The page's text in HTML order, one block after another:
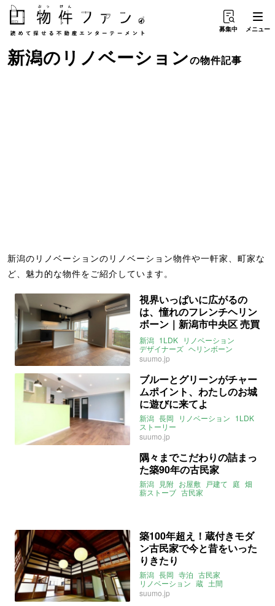
募集中 メニュー
新潟のリノベーションの物件記事
新潟のリノベーションのリノベーション物件や一軒家、町家な
ど、魅力的な物件をご紹介しています。
視界いっぱいに広がるの
は、憧れのフレンチヘリン
ボーン｜新潟市中央区 売買
60㎡
新潟 1LDK リノベーション
デザイナーズ ヘリンボーン
suumo.jp
ブルーとグリーンがチャー
ムポイント、わたしのお城
に遊びに来てよ
新潟 長岡 リノベーション 1LDK
ストーリー
suumo.jp
隅々までこだわりの詰まっ
た築90年の古民家
新潟 見附 お屋敷 戸建て 庭 畑
薪ストーブ 古民家
築100年超え！蔵付きモダ
ン古民家で今と昔をいった
りきたり
新潟 長岡 寺泊 古民家
リノベーション 蔵 土間
suumo.jp